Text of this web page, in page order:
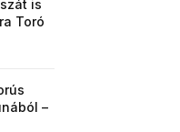
is
Toró
–